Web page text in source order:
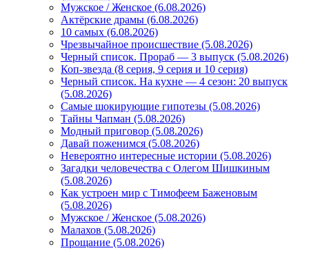
Мужское / Женское (6.08.2026)
Актёрские драмы (6.08.2026)
10 самых (6.08.2026)
Чрезвычайное происшествие (5.08.2026)
Черный список. Прораб — 3 выпуск (5.08.2026)
Коп-звезда (8 серия, 9 серия и 10 серия)
Черный список. На кухне — 4 сезон: 20 выпуск
(5.08.2026)
Самые шокирующие гипотезы (5.08.2026)
Тайны Чапман (5.08.2026)
Модный приговор (5.08.2026)
Давай поженимся (5.08.2026)
Невероятно интересные истории (5.08.2026)
Загадки человечества с Олегом Шишкиным
(5.08.2026)
Как устроен мир с Тимофеем Баженовым
(5.08.2026)
Мужское / Женское (5.08.2026)
Малахов (5.08.2026)
Прощание (5.08.2026)